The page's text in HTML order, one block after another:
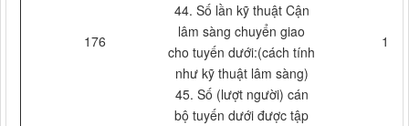
176
44. Số lần kỹ thuật Cận
lâm sàng chuyển giao
cho tuyến dưới:(cách tính
như kỹ thuật lâm sàng)
18
45. Số (lượt người) cán
bộ tuyến dưới được tập